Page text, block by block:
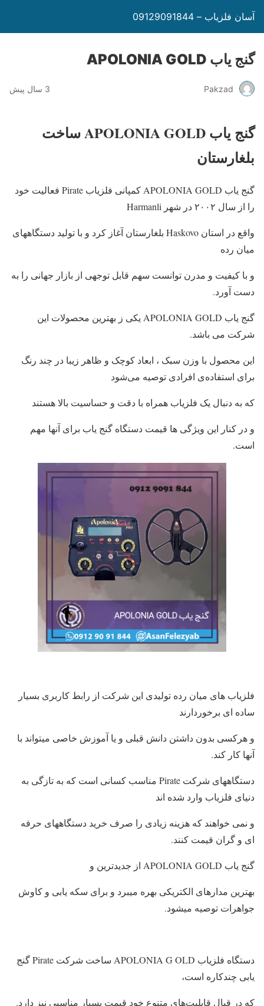
آسان فلزیاب – 09129091844
گنج یاب APOLONIA GOLD
Pakzad 3 سال پیش
گنج یاب APOLONIA GOLD ساخت
بلغارستان
گنج یاب APOLONIA GOLD کمپانی فلزیاب Pirate فعالیت خود
را از سال ۲۰۰۲ در شهر Harmanli
واقع در استان Haskovo بلغارستان آغاز کرد و با تولید دستگاههای
میان رده
و با کیفیت و مدرن توانست سهم قابل توجهی از بازار جهانی را به
دست آورد.
گنج یاب APOLONIA GOLD یکی ز بهترین محصولات این
شرکت می باشد.
این محصول با وزن سبک ، ابعاد کوچک و ظاهر زیبا در چند رنگ‌
برای استفاده‌ی افرادی توصیه می‌شود
که به دنبال یک فلزیاب همراه با دقت و حساسیت بالا هستند
و در کنار این ویژگی ها قیمت دستگاه گنج یاب برای آنها مهم
است.
فلزیاب های میان رده تولیدی این شرکت از رابط کاربری بسیار
ساده ای برخوردارند
و هرکسی بدون داشتن دانش قبلی و یا آموزش خاصی میتواند با
آنها کار کند.
دستگاههای شرکت Pirate مناسب کسانی است که به تازگی به
دنیای فلزیاب وارد شده اند
و نمی خواهند که هزینه زیادی را صرف خرید دستگاههای حرفه
ای و گران قیمت کنند.
گنج یاب APOLONIA GOLD از جدیدترین و
بهترین مدارهای الکتریکی بهره میبرد و برای سکه یابی و کاوش
جواهرات توصیه میشود.
دستگاه فلزیاب APOLONIA G OLD ساخت شرکت Pirate گنج
یابی چندکاره است،
که در قبال قابلیت‌های متنوع خود قیمت بسیار مناسبی نیز دارد.